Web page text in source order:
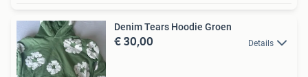
Denim Tears Hoodie Groen
€ 30,00 Details